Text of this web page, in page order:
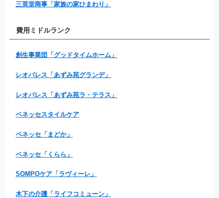
三英堂商事「家族の家ひまわり」
費用ミドルランク
創生事業団「グッドタイムホーム」
レオパレス「あずみ苑グランデ」
レオパレス「あずみ苑ラ・テラス」
ベネッセスタイルケア
ベネッセ「まどか」
ベネッセ「くらら」
SOMPOケア「ラヴィーレ」
木下の介護「ライフコミューン」